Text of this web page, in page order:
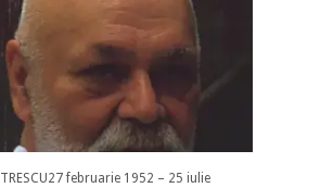
februarie 1952 – 25 iulie